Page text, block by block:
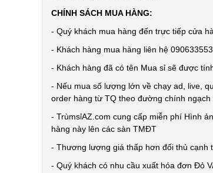
CHÍNH SÁCH MUA HÀNG:
- Quý khách mua hàng đến trực tiếp cửa
- Khách hàng mua hàng liên hệ
- Khách hàng đã có tên Mua sỉ sẽ được
- Nếu mua số lượng lớn về chạy ad, live,
order hàng từ TQ theo đường chính ngạch
- TrùmsỉAZ.com cung cấp miễn phí Hình
hàng này lên các sàn TMĐT
- Thương lượng giá thấp hơn đối thủ cạnh
- Quý khách có nhu cầu xuất hóa đơn Đỏ